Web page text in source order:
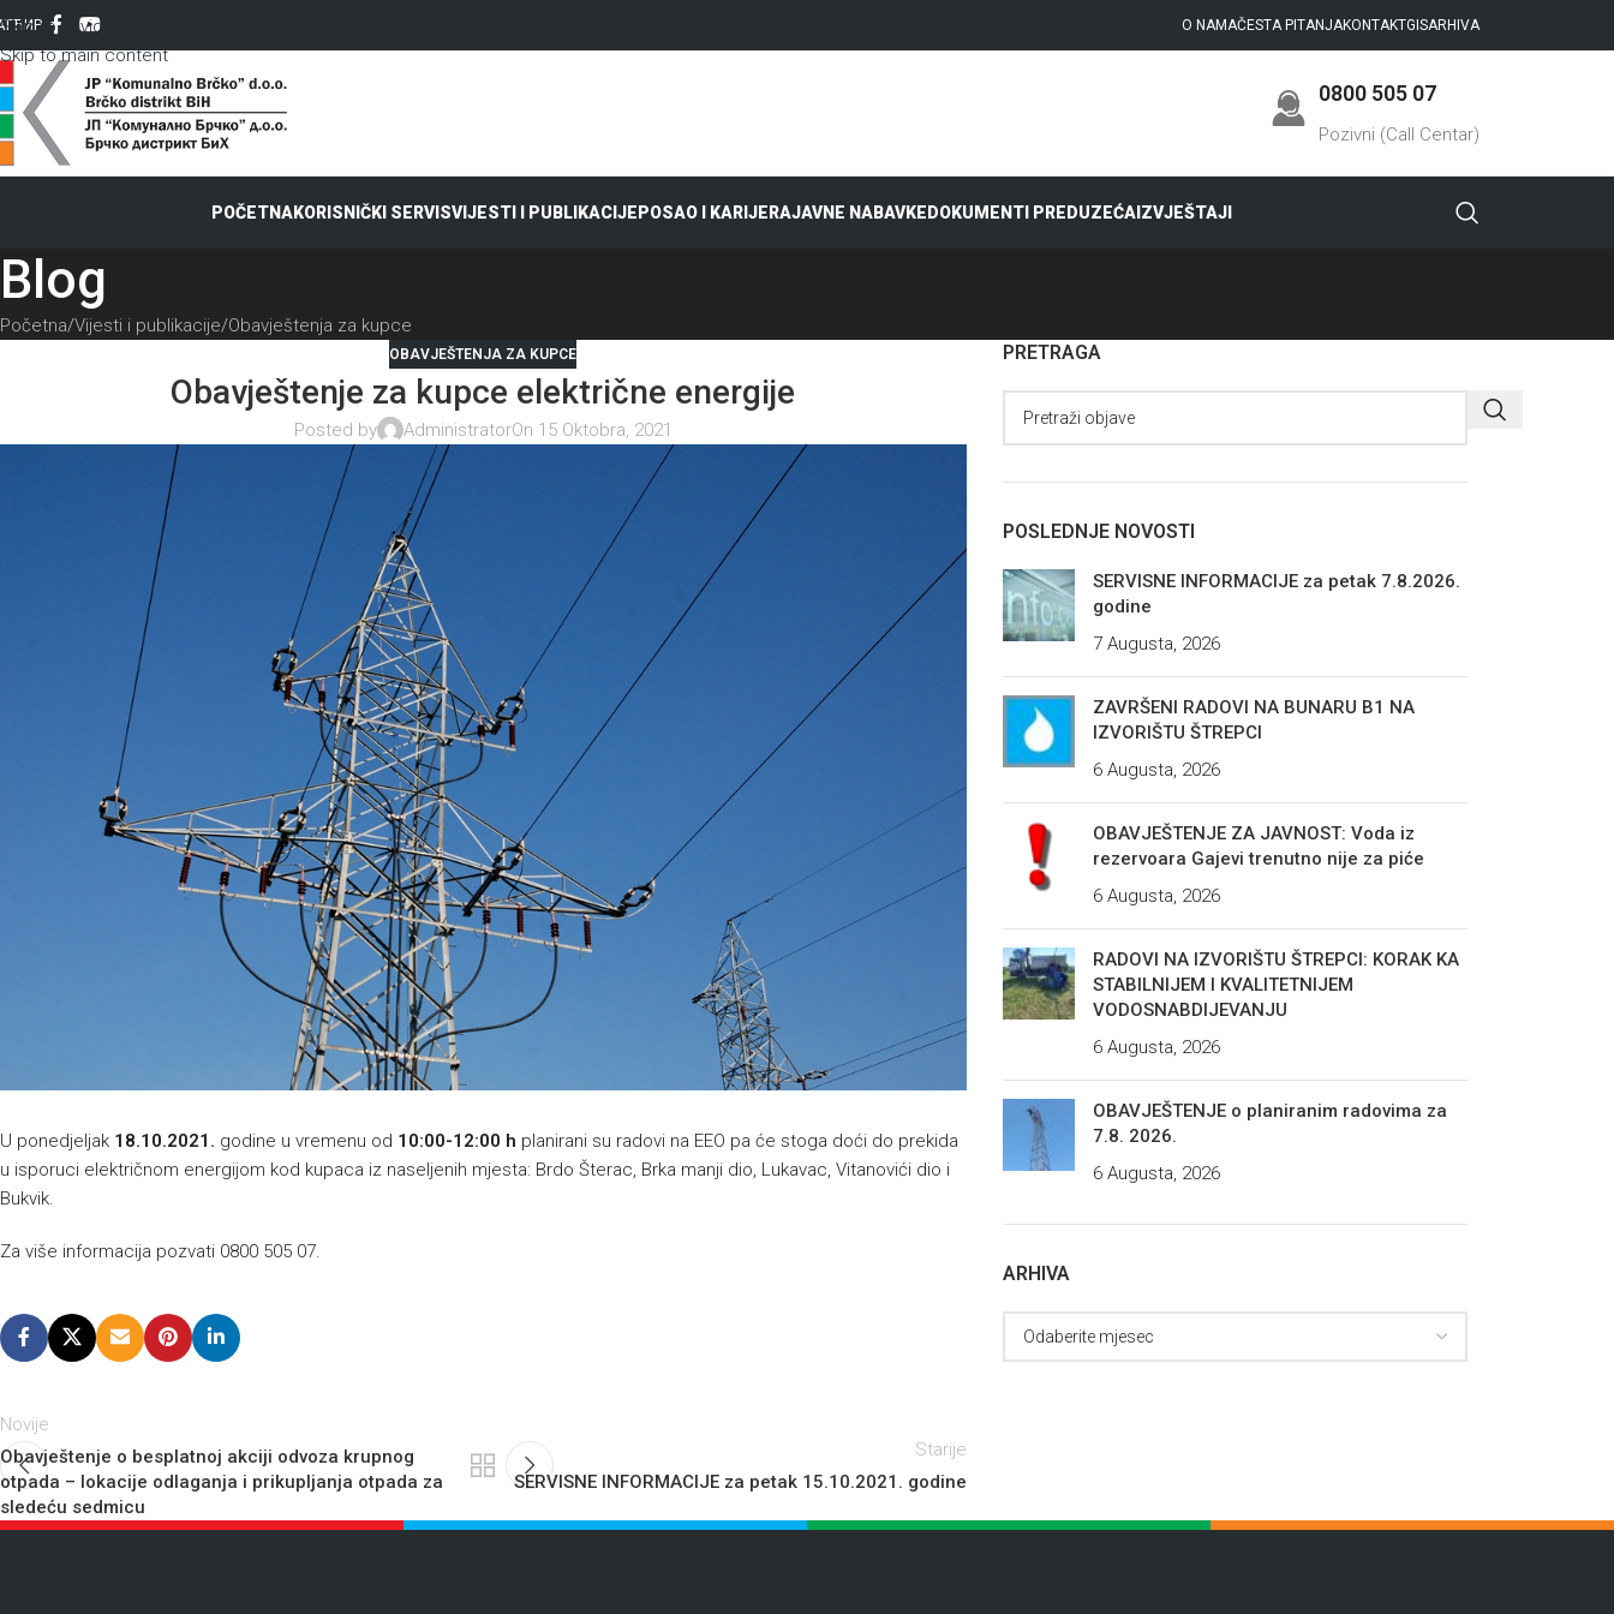
Skip to navigation
Skip to main content
ЋИР O NAMAČESTA PITANJAKONTAKTGISARHIVA
0800 505 07
Pozivni (Call Centar)
POČETNAKORISNIČKI SERVISVIJESTI I PUBLIKACIJEPOSAO I KARIJERAJAVNE NABAVKEDOKUMENTI PREDUZEĆAIZVJEŠTAJI
Blog
Početna Vijesti i publikacije Obavještenja za kupce
OBAVJEŠTENJA ZA KUPCE
Obavještenje za kupce električne energije
Posted by AdministratorOn 15 Oktobra, 2021
U ponedjeljak 18.10.2021. godine u vremenu od 10:00-12:00 h planirani su radovi na EEO pa će stoga doći do prekida
u isporuci električnom energijom kod kupaca iz naseljenih mjesta: Brdo Šterac, Brka manji dio, Lukavac, Vitanovići dio i
Bukvik.
Za više informacija pozvati 0800 505 07.
Novije
Obavještenje o besplatnoj akciji odvoza krupnog
otpada – lokacije odlaganja i prikupljanja otpada za
sledeću sedmicu
Starije
SERVISNE INFORMACIJE za petak 15.10.2021. godine
PRETRAGA
POSLEDNJE NOVOSTI
SERVISNE INFORMACIJE za petak 7.8.2026.
godine
7 Augusta, 2026
ZAVRŠENI RADOVI NA BUNARU B1 NA
IZVORIŠTU ŠTREPCI
6 Augusta, 2026
OBAVJEŠTENJE ZA JAVNOST: Voda iz
rezervoara Gajevi trenutno nije za piće
6 Augusta, 2026
RADOVI NA IZVORIŠTU ŠTREPCI: KORAK KA
STABILNIJEM I KVALITETNIJEM
VODOSNABDIJEVANJU
6 Augusta, 2026
OBAVJEŠTENJE o planiranim radovima za
7.8. 2026.
6 Augusta, 2026
ARHIVA